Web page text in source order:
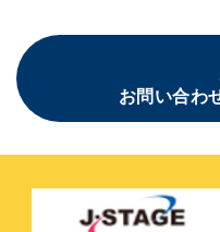
お問い合わ